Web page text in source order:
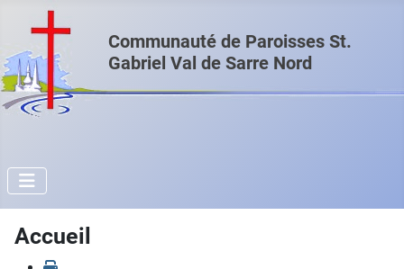
Communauté de Paroisses St.
Gabriel Val de Sarre Nord
Accueil